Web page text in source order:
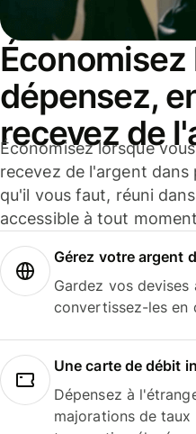
dépensez,
recevez de
Économisez lorsque
recevez de l'argent dans
qu'il vous faut, réuni
accessible à tout
Gérez votre argent
Gardez vos
convertissez-les en
Une carte de débit
Dépensez à
majorations de